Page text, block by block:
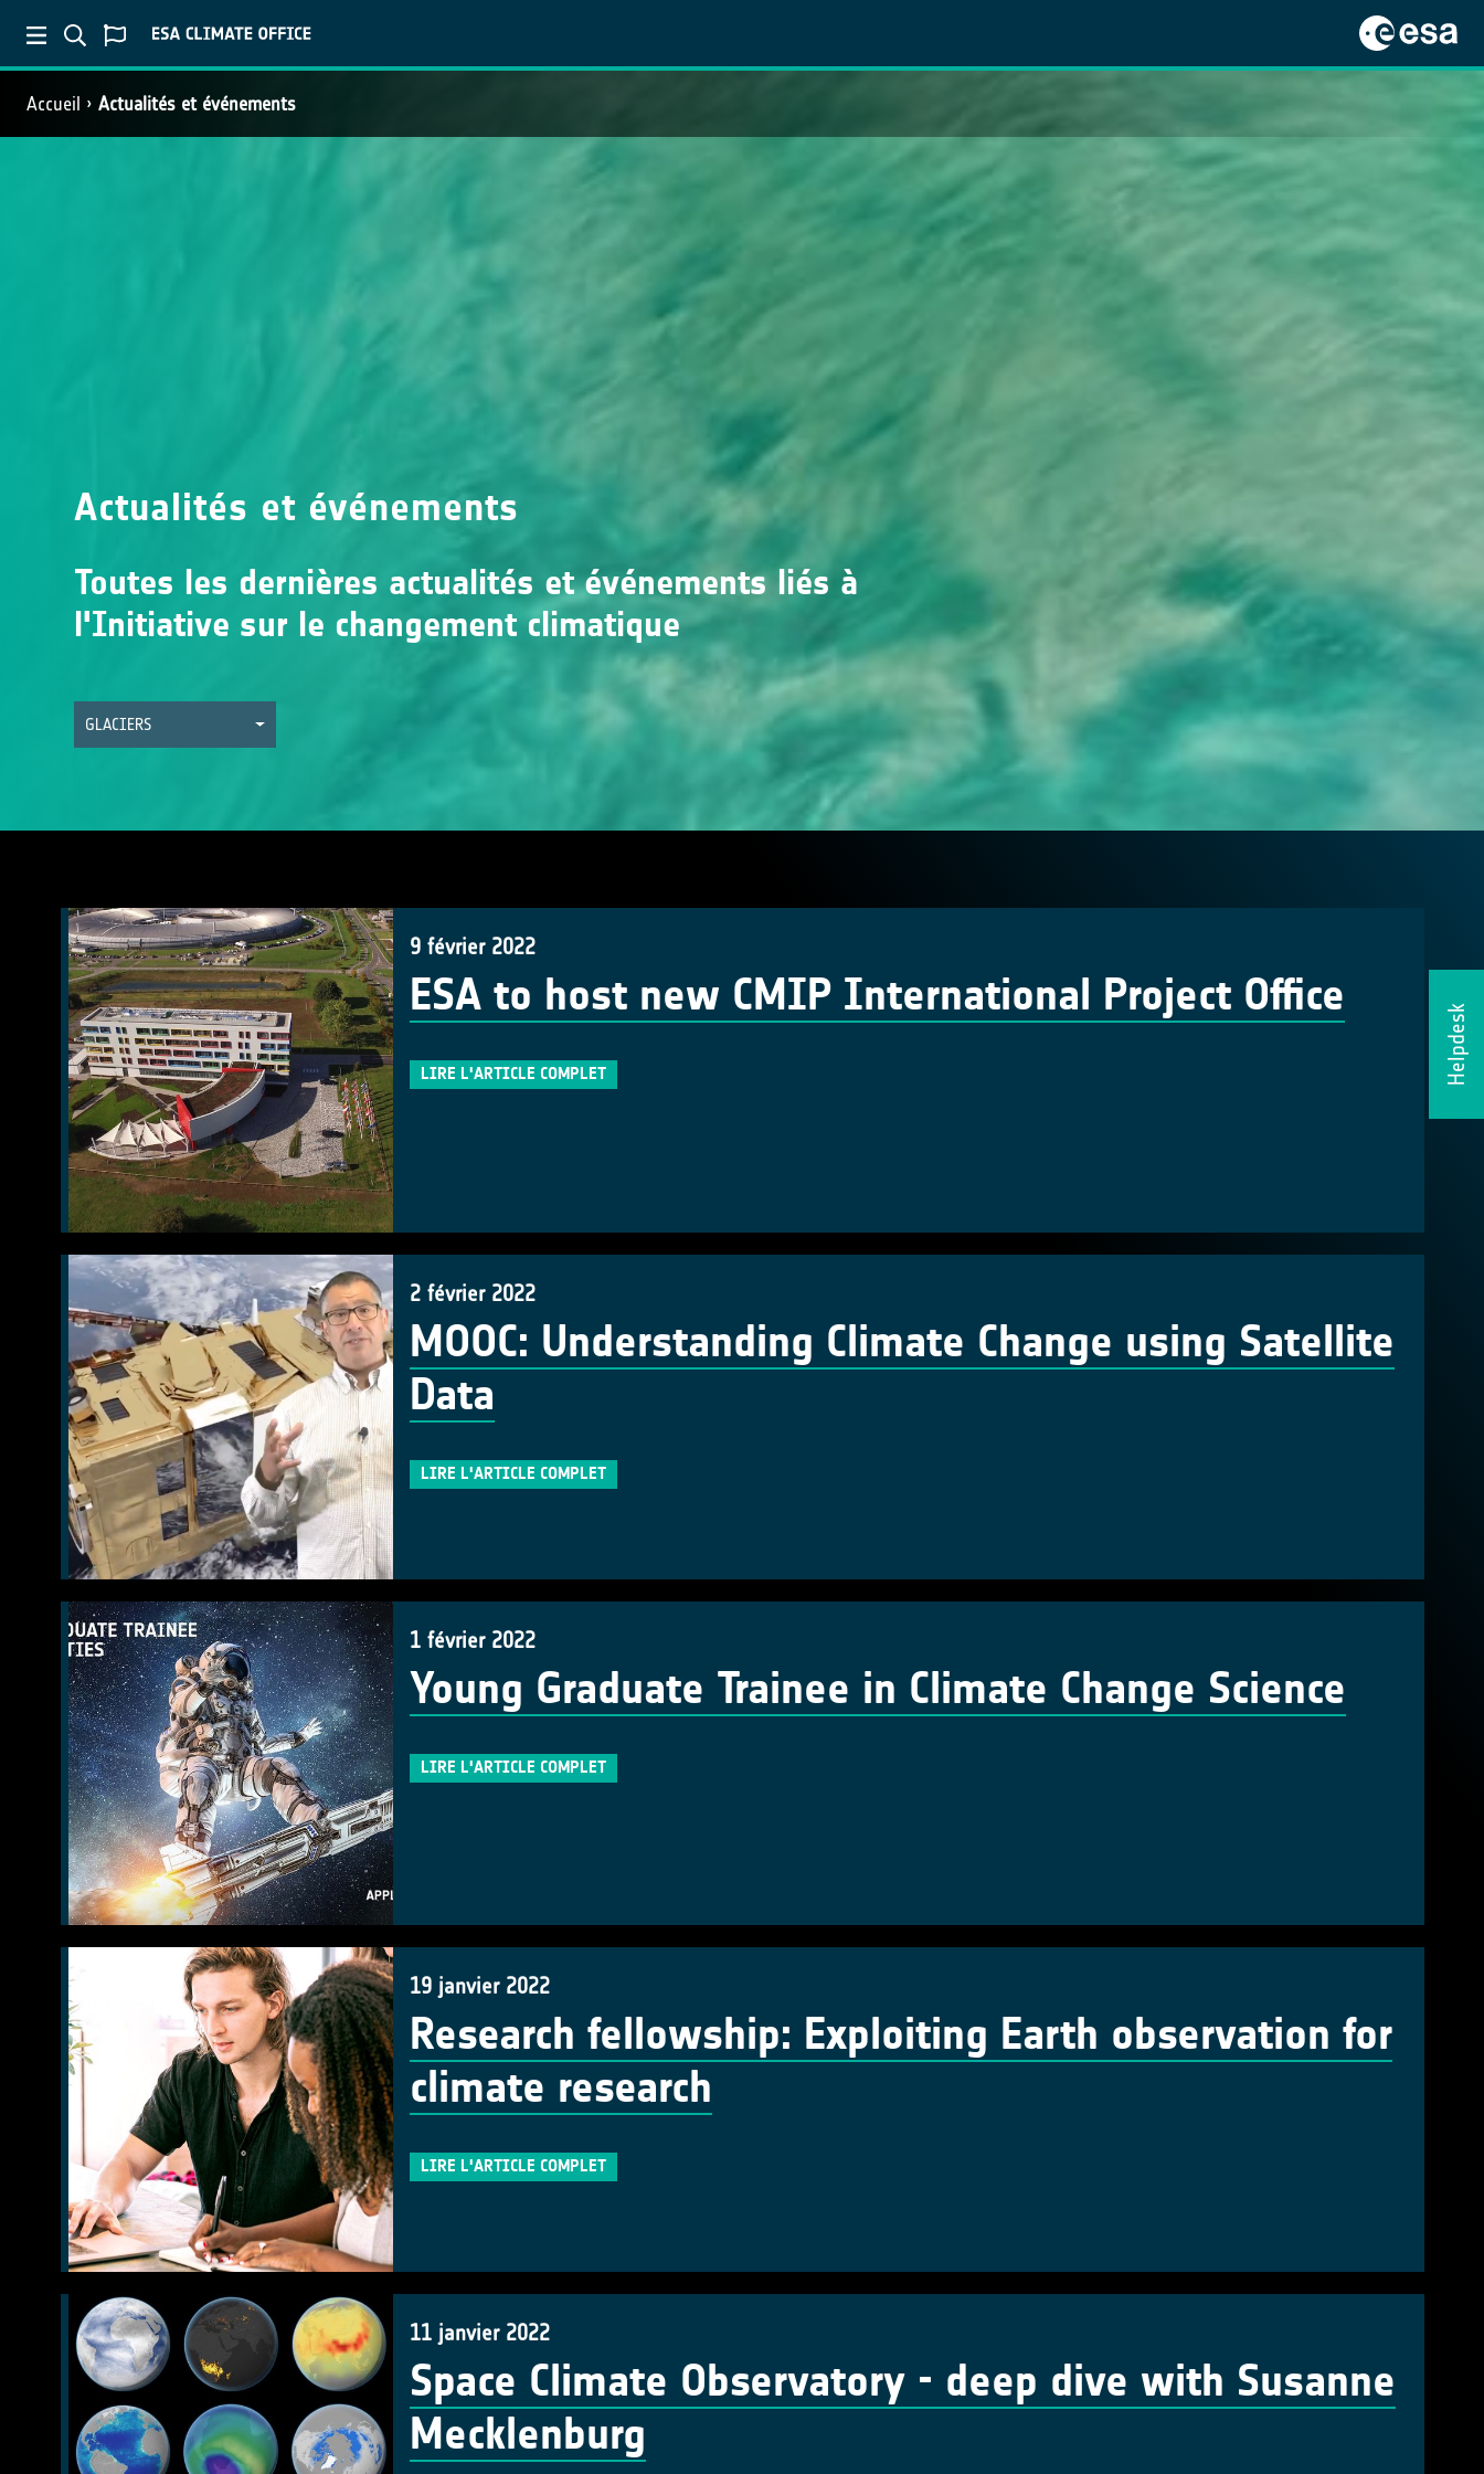
Accueil Actualités et événements
Helpdesk
Actualités et événements
Toutes les dernières actualités et événements liés à
l'Initiative sur le changement climatique
GLACIERS
9 février 2022
ESA to host new CMIP International Project Office
LIRE L'ARTICLE COMPLET
2 février 2022
MOOC: Understanding Climate Change using Satellite
Data
LIRE L'ARTICLE COMPLET
1 février 2022
Young Graduate Trainee in Climate Change Science
LIRE L'ARTICLE COMPLET
19 janvier 2022
Research fellowship: Exploiting Earth observation for
climate research
LIRE L'ARTICLE COMPLET
11 janvier 2022
Space Climate Observatory - deep dive with Susanne
Mecklenburg